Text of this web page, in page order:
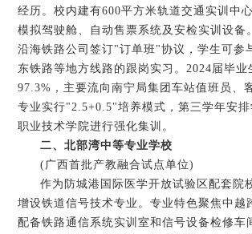
经历。校内建有600平方米轨道交通实训中
模拟驾驶舱、自动售票系统及安检实训设备
沿海铁路公司签订"订单班"协议，学生可参
东铁路等地方线路的跟岗实习。2024届毕业
97.3%，主要流向南宁局集团车站值班员、
专业实行"2.5+0.5"培养模式，第三学年安
职业技术学院进行强化集训。
二、北部湾中等专业学校
(广西首批产教融合试点单位)
作为防城港国际医学开放试验区配套院
增设铁道信号技术专业。专业特色聚焦中越
配备铁路通信系统实训室和信号设备检修车